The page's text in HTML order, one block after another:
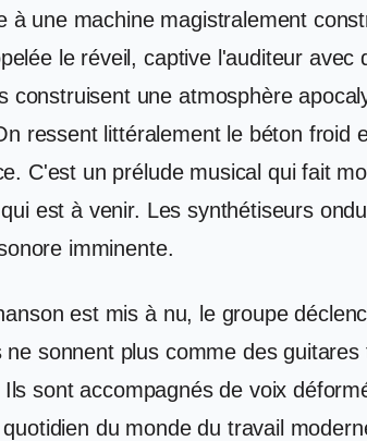
à une machine magistralement
le réveil, captive l'auditeur
construisent une atmosphère
ressent littéralement le béton
C'est un prélude musical qui fait
est à venir. Les synthétiseurs
imminente.
est mis à nu, le groupe
sonnent plus comme des
sont accompagnés de voix
du monde du travail